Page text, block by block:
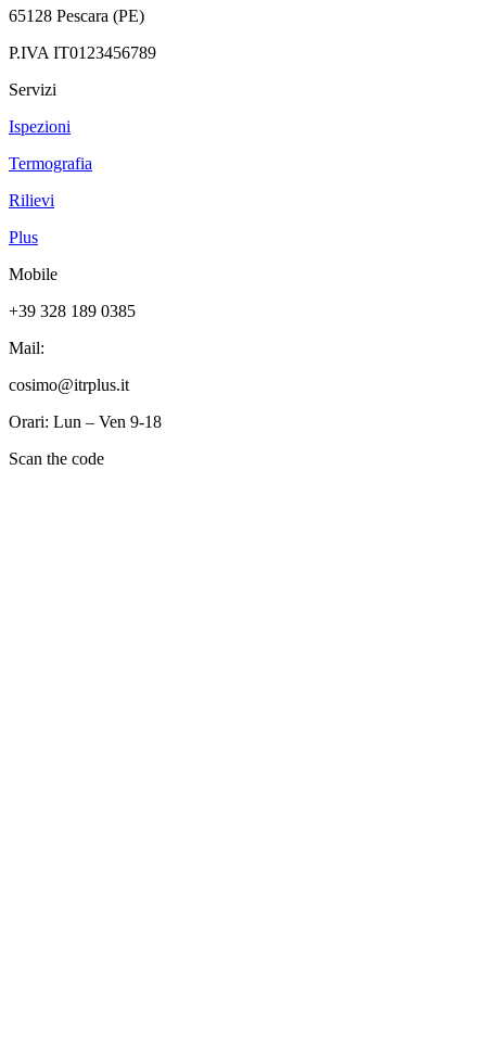
65128 Pescara (PE)
P.IVA IT0123456789
Servizi
Ispezioni
Termografia
Rilievi
Plus
Mobile
+39 328 189 0385
Mail:
cosimo@itrplus.it
Orari: Lun – Ven 9-18
Scan the code